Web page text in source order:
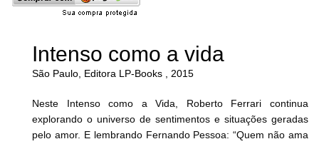
Intenso como a vida
São Paulo, Editora LP-Books , 2015
Neste Intenso como a Vida, Roberto Ferrari continua
explorando o universo de sentimentos e situações geradas
pelo amor. E lembrando Fernando Pessoa: “Quem não ama